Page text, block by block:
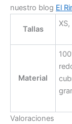
nuestro blog El
Tallas
Material
Valoraciones